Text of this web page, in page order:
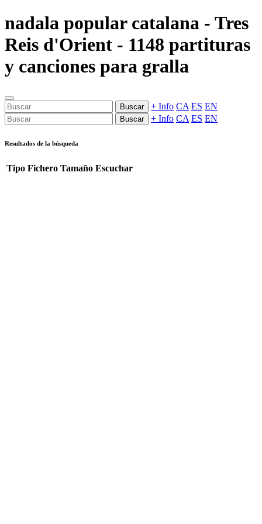
nadala popular catalana - Tres
Reis d'Orient - 1148 partituras
y canciones para gralla
Buscar + Info CA ES EN
Buscar + Info CA ES EN
Resultados de la búsqueda
Tipo Fichero Tamaño Escuchar